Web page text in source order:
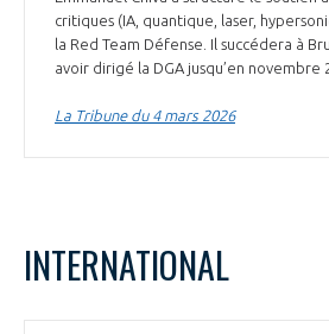
critiques (IA, quantique, laser,
la Red Team Défense. Il succédera à
avoir dirigé la DGA jusqu’en novembre
La Tribune du 4 mars 2026
INTERNATIONAL